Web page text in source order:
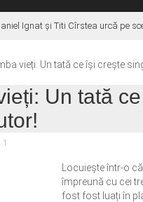
Ignat și Titi Cîrstea urcă pe
vieți: Un tată ce își crește
Un tată
1
Locuiește într-o
împreună cu cei
fost fost luați în